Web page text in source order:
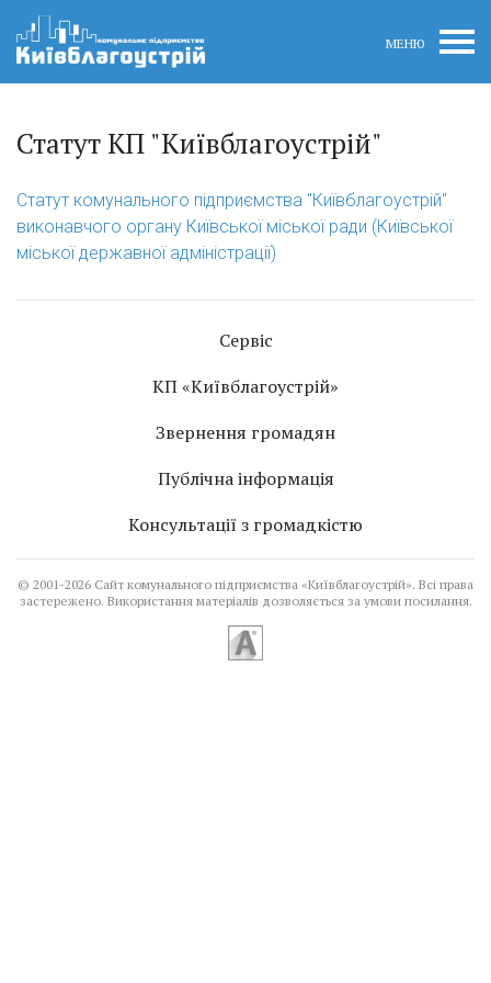
МЕНЮ
Статут КП "Київблагоустрій"
Статут комунального підприємства "Київблагоустрій"
виконавчого органу Київської міської ради (Київської
міської державної адміністрації)
Сервіс
КП «Київблагоустрій»
Звернення громадян
Публічна інформація
Консультації з громадкістю
© 2001-2026 Сайт комунального підприємства «Київблагоустрій». Всі права
застережено. Використання матеріалів дозволяється за умови посилання.